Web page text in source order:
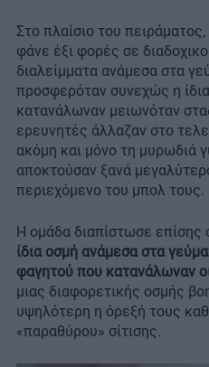
Στο πλαίσιο του
φάνε έξι φορές σε
διαλείμματα ανάμεσα στα
προσφερόταν συνεχώς η
κατανάλωναν μειωνόταν
ερευνητές άλλαζαν στο
ακόμη και μόνο τη μυρωδιά
αποκτούσαν ξανά
περιεχόμενο του μπολ τους.
Η ομάδα διαπίστωσε επίσης
ίδια οσμή ανάμεσα στα
φαγητού που κατανάλωναν
μιας διαφορετικής οσμής
υψηλότερη η όρεξή τους
«παραθύρου» σίτισης.